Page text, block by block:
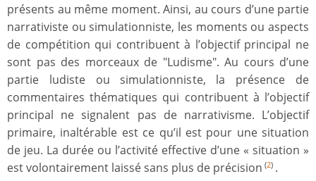
présents au même moment. Ainsi, au cours d’une partie
narrativiste ou simulationniste, les moments ou aspects
de compétition qui contribuent à l’objectif principal ne
sont pas des morceaux de "Ludisme". Au cours d’une
partie ludiste ou simulationniste, la présence de
commentaires thématiques qui contribuent à l’objectif
principal ne signalent pas de narrativisme. L’objectif
primaire, inaltérable est ce qu’il est pour une situation
de jeu. La durée ou l’activité effective d’une « situation »
est volontairement laissé sans plus de précision (2) .